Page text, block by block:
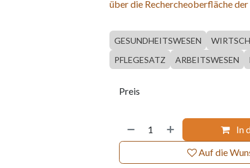
über die Rechercheoberfläche
GESUNDHEITSWESEN
PFLEGESATZ
ARBEITSWESEN
In
Auf die
Preis